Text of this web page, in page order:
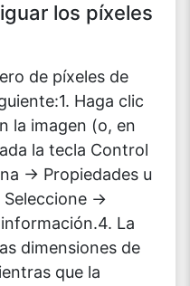
los píxeles
de píxeles de
Haga clic
la imagen (o, en
la tecla Control
-> Propiedades u
->
La
dimensiones de
que la